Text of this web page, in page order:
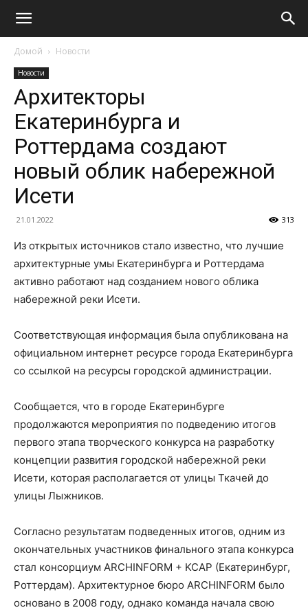
Домой Новости
Новости
Архитекторы
Екатеринбурга и
Роттердама создают
новый облик набережной
Исети
21.01.2022 313
Из открытых источников стало известно, что лучшие
архитектурные умы Екатеринбурга и Роттердама
активно работают над созданием нового облика
набережной реки Исети.
Соответствующая информация была опубликована на
официальном интернет ресурсе города Екатеринбурга
со ссылкой на ресурсы городской администрации.
Сообщается, что в городе Екатеринбурге
продолжаются мероприятия по подведению итогов
первого этапа творческого конкурса на разработку
концепции развития городской набережной реки
Исети, которая располагается от улицы Ткачей до
улицы Лыжников.
Согласно результатам подведенных итогов, одним из
окончательных участников финального этапа конкурса
стал консорциум ARCHINFORM + KCAP (Екатеринбург,
Роттердам). Архитектурное бюро ARCHINFORM было
основано в 2008 году, однако команда начала свою